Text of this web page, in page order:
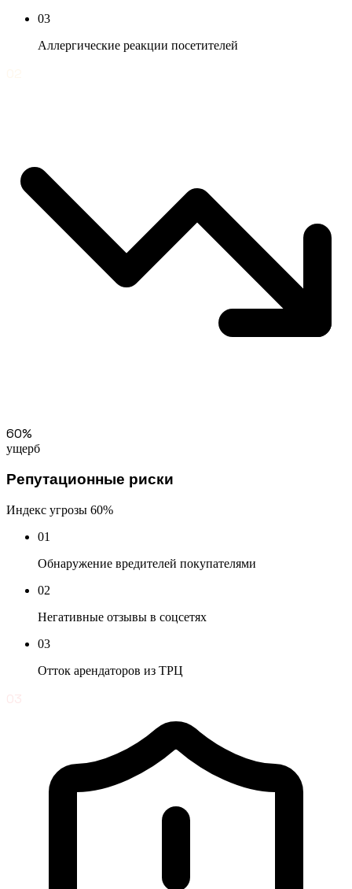
03
Аллергические реакции посетителей
60%
ущерб
Репутационные риски
Индекс угрозы 60%
01
Обнаружение вредителей покупателями
02
Негативные отзывы в соцсетях
03
Отток арендаторов из ТРЦ